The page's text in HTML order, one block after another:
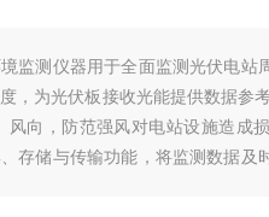
监测仪器用于全面监测光伏电站
，为光伏板接收光能提供数据参
风向，防范强风对电站设施造成
存储与传输功能，将监测数据及